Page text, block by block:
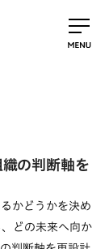
の判断軸を
かどうかを決め
どの未来へ向か